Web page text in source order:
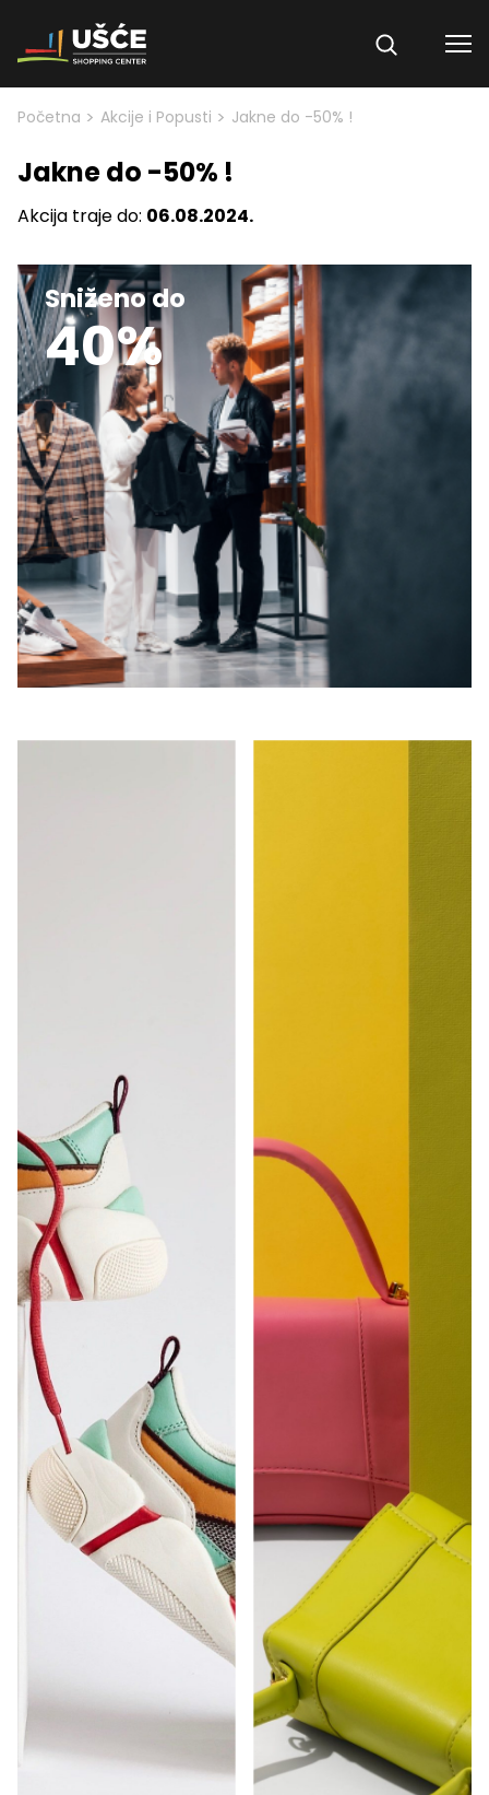
Skip to content
Početna > Akcije i Popusti > Jakne do -50% !
Jakne do -50% !
Akcija traje do: 06.08.2024.
Sniženo do
40%